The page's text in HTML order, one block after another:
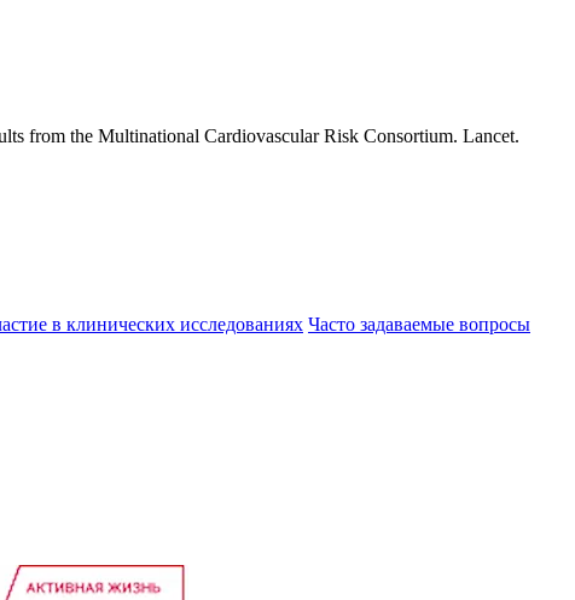
from the Multinational Cardiovascular Risk Consortium. Lancet.
в клинических исследованиях Часто задаваемые вопросы